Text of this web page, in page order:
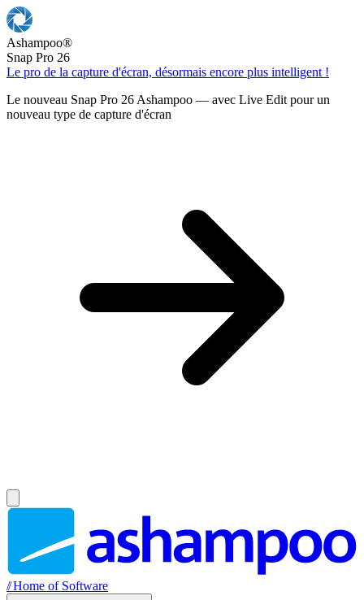
Ashampoo®
Snap Pro 26
Le pro de la capture d'écran, désormais encore plus intelligent !
Le nouveau Snap Pro 26 Ashampoo — avec Live Edit pour un
nouveau type de capture d'écran
//Home of Software